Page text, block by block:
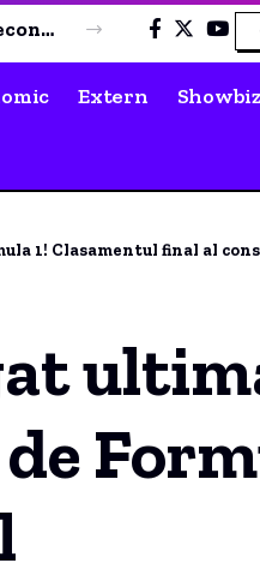
Atenție la sursele de achiziție a rovinietei! CNAIR avertizează că un portal neautorizat din Ungaria percepe costuri suplimentare.
Extern Showbiz
1! Clasamentul final al